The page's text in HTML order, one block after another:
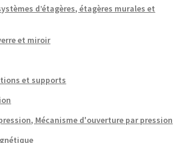
d’étagères, étagères murales et
et miroir
et supports
Mécanisme d'ouverture par pression